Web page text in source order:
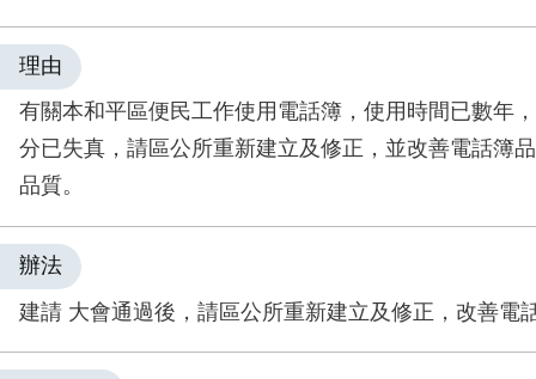
理由
有關本和平區便民工作使用電話簿，使用時間已數年
分已失真，請區公所重新建立及修正，並改善電話簿
品質。
辦法
建請 大會通過後，請區公所重新建立及修正，改善電